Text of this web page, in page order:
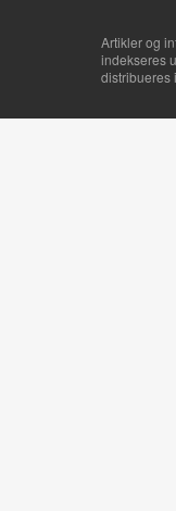
Artikler og
indekseres
distribueres